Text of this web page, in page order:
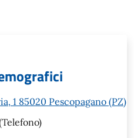
1 85020 Pescopagano (PZ)